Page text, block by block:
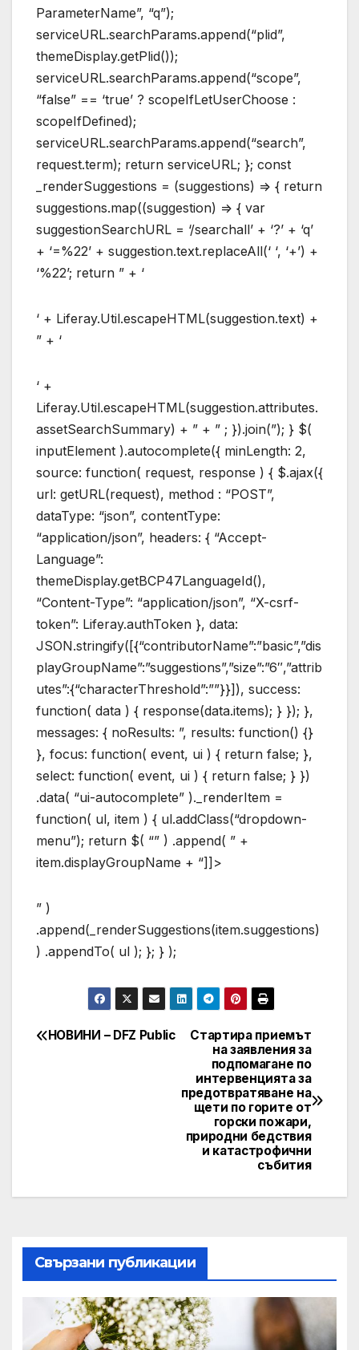
ParameterName”, “q”);
serviceURL.searchParams.append(“plid”,
themeDisplay.getPlid());
serviceURL.searchParams.append(“scope”,
“false” == ‘true’ ? scopeIfLetUserChoose :
scopeIfDefined);
serviceURL.searchParams.append(“search”,
request.term); return serviceURL; }; const
_renderSuggestions = (suggestions) => { return
suggestions.map((suggestion) => { var
suggestionSearchURL = ‘/searchall’ + ‘?’ + ‘q’
+ ‘=%22’ + suggestion.text.replaceAll(‘ ‘, ‘+’) +
‘%22’; return ” + ‘
‘ + Liferay.Util.escapeHTML(suggestion.text) +
” + ‘
‘ +
Liferay.Util.escapeHTML(suggestion.attributes.
assetSearchSummary) + ” + ” ; }).join(”); } $(
inputElement ).autocomplete({ minLength: 2,
source: function( request, response ) { $.ajax({
url: getURL(request), method : “POST”,
dataType: “json”, contentType:
“application/json”, headers: { “Accept-
Language”:
themeDisplay.getBCP47LanguageId(),
“Content-Type”: “application/json”, “X-csrf-
token”: Liferay.authToken }, data:
JSON.stringify([{“contributorName”:”basic”,”dis
playGroupName”:”suggestions”,”size”:”6″,”attrib
utes”:{“characterThreshold”:””}}]), success:
function( data ) { response(data.items); } }); },
messages: { noResults: ”, results: function() {}
}, focus: function( event, ui ) { return false; },
select: function( event, ui ) { return false; } })
.data( “ui-autocomplete” )._renderItem =
function( ul, item ) { ul.addClass(“dropdown-
menu”); return $( “” ) .append( ” +
item.displayGroupName + “]]>
” )
.append(_renderSuggestions(item.suggestions)
) .appendTo( ul ); }; } );
Post
Стартира приемът
на заявления за
подпомагане по
интервенцията за
предотвратяване на
щети по горите от
горски пожари,
природни бедствия
и катастрофични
събития
НОВИНИ – DFZ Public
Свързани публикации